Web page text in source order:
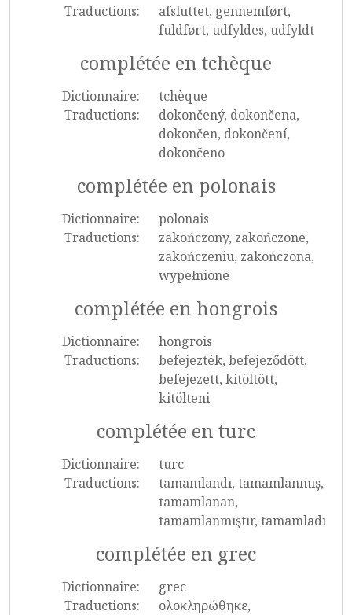
Traductions:
afsluttet, gennemført,
fuldført, udfyldes, udfyldt
complétée en tchèque
Dictionnaire:
tchèque
Traductions:
dokončený, dokončena,
dokončen, dokončení,
dokončeno
complétée en polonais
Dictionnaire:
polonais
Traductions:
zakończony, zakończone,
zakończeniu, zakończona,
wypełnione
complétée en hongrois
Dictionnaire:
hongrois
Traductions:
befejezték, befejeződött,
befejezett, kitöltött,
kitölteni
complétée en turc
Dictionnaire:
turc
Traductions:
tamamlandı, tamamlanmış,
tamamlanan,
tamamlanmıştır, tamamladı
complétée en grec
Dictionnaire:
grec
Traductions:
ολοκληρώθηκε,